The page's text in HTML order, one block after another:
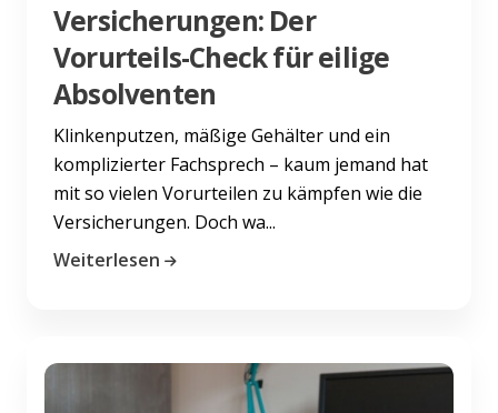
Versicherungen: Der
Vorurteils-Check für eilige
Absolventen
Klinkenputzen, mäßige Gehälter und ein
komplizierter Fachsprech – kaum jemand hat
mit so vielen Vorurteilen zu kämpfen wie die
Versicherungen. Doch wa...
Weiterlesen